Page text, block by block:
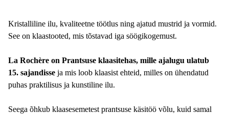
Kristalliline ilu, kvaliteetne töötlus ning ajatud mustrid ja vormid.
See on klaastooted, mis tõstavad iga söögikogemust.
La Rochère on Prantsuse klaasitehas, mille ajalugu ulatub
15. sajandisse ja mis loob klaasist ehteid, milles on ühendatud
puhas praktilisus ja kunstiline ilu.
Seega õhkub klaasesemetest prantsuse käsitöö võlu, kuid samal